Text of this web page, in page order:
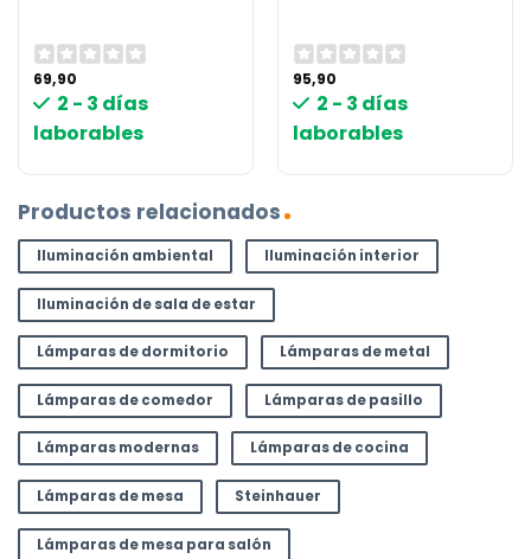
69,90
2 - 3 días
laborables
95,90
2 - 3 días
laborables
Productos relacionados
Iluminación ambiental Iluminación interior
Iluminación de sala de estar
Lámparas de dormitorio Lámparas de metal
Lámparas de comedor Lámparas de pasillo
Lámparas modernas Lámparas de cocina
Lámparas de mesa Steinhauer
Lámparas de mesa para salón